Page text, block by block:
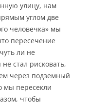
улицу, нам
углом две
человечка» мы
пересечение
ли не
стал рисковать,
через подземный
мы пересекли
чтобы